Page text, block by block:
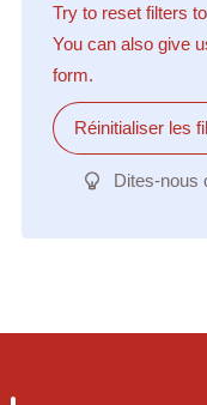
Try to reset filters
You can also give
form.
Réinitialiser les
Dites-nous